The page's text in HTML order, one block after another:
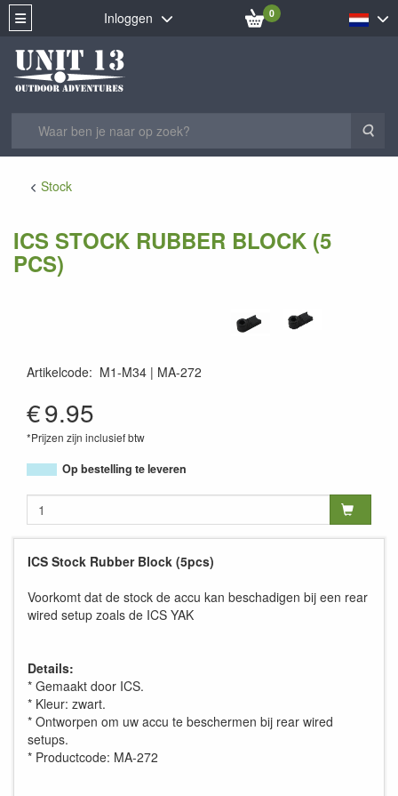
Inloggen 0
Stock
ICS STOCK RUBBER BLOCK (5
PCS)
Artikelcode: M1-M34
MA-272
€9.95
*Prijzen zijn inclusief btw
Op bestelling te leveren
ICS Stock Rubber Block (5pcs)
Voorkomt dat de stock de accu kan beschadigen bij een rear
wired setup zoals de ICS YAK
Details:
* Gemaakt door ICS.
* Kleur: zwart.
* Ontworpen om uw accu te beschermen bij rear wired
setups.
* Productcode: MA-272